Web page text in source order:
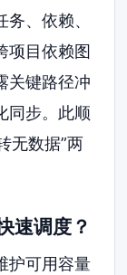
、依赖、
项目依赖图
关键路径冲
同步。此顺
无数据”两
速调度？
护可用容量